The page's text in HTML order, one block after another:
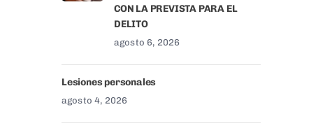
CON LA PREVISTA PARA EL
DELITO
agosto 6, 2026
Lesiones personales
agosto 4, 2026